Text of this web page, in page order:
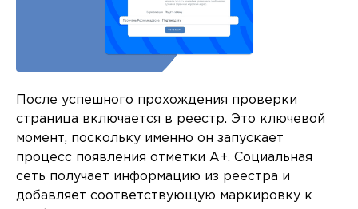
После успешного прохождения проверки
страница включается в реестр. Это ключевой
момент, поскольку именно он запускает
процесс появления отметки A+. Социальная
сеть получает информацию из реестра и
добавляет соответствующую маркировку к